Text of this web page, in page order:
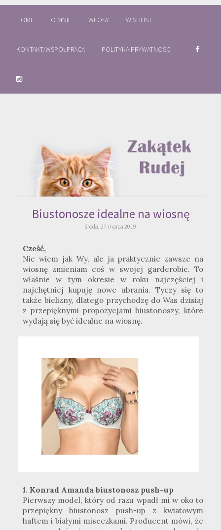
HOME O MNIE WŁOSY WISHLIST
KONTAKT/WSPÓŁPRACA POLITYKA PRYWATNOŚCI
Biustonosze idealne na wiosnę
środa, 27 marca 2019
Cześć,
Nie wiem jak Wy, ale ja praktycznie zawsze na
wiosnę zmieniam coś w swojej garderobie. To
właśnie w tym okresie w roku najczęściej i
najchętniej kupuję nowe ubrania. Tyczy się to
także bielizny, dlatego przychodzę do Was dzisiaj
z przepięknymi propozycjami biustonoszy, które
wydają się być idealne na wiosnę.
1. Konrad Amanda biustonosz push-up
Pierwszy model, który od razu wpadł mi w oko to
przepiękny biustonosz push-up z kwiatowym
haftem i białymi miseczkami. Producent mówi, że